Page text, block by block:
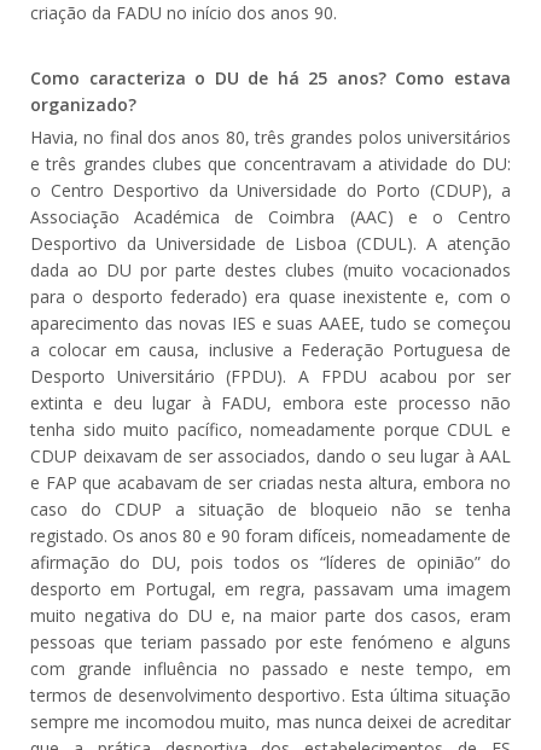
criação da FADU no início dos anos 90.
Como caracteriza o DU de há 25 anos? Como estava
organizado?
Havia, no final dos anos 80, três grandes polos universitários
e três grandes clubes que concentravam a atividade do DU:
o Centro Desportivo da Universidade do Porto (CDUP), a
Associação Académica de Coimbra (AAC) e o Centro
Desportivo da Universidade de Lisboa (CDUL). A atenção
dada ao DU por parte destes clubes (muito vocacionados
para o desporto federado) era quase inexistente e, com o
aparecimento das novas IES e suas AAEE, tudo se começou
a colocar em causa, inclusive a Federação Portuguesa de
Desporto Universitário (FPDU). A FPDU acabou por ser
extinta e deu lugar à FADU, embora este processo não
tenha sido muito pacífico, nomeadamente porque CDUL e
CDUP deixavam de ser associados, dando o seu lugar à AAL
e FAP que acabavam de ser criadas nesta altura, embora no
caso do CDUP a situação de bloqueio não se tenha
registado. Os anos 80 e 90 foram difíceis, nomeadamente de
afirmação do DU, pois todos os “líderes de opinião” do
desporto em Portugal, em regra, passavam uma imagem
muito negativa do DU e, na maior parte dos casos, eram
pessoas que teriam passado por este fenómeno e alguns
com grande influência no passado e neste tempo, em
termos de desenvolvimento desportivo. Esta última situação
sempre me incomodou muito, mas nunca deixei de acreditar